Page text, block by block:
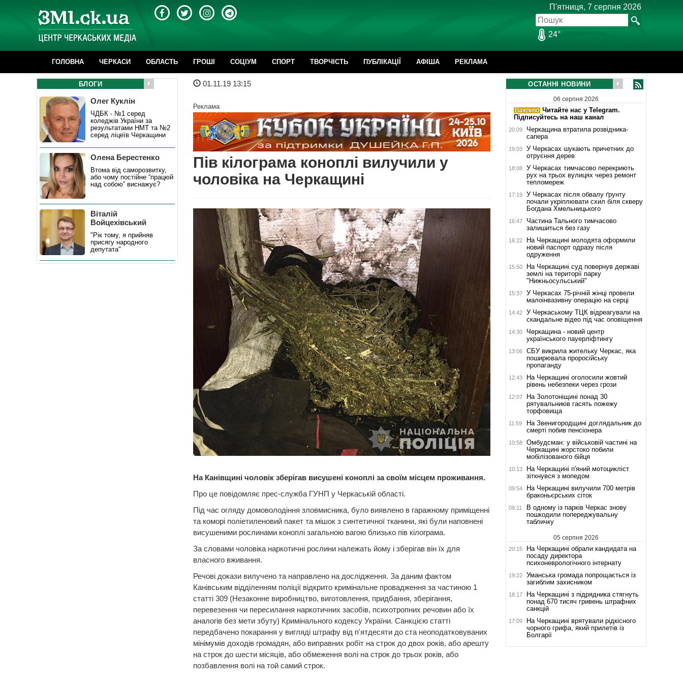
П'ятниця, 7 серпня 2026
24°
ГОЛОВНА ЧЕРКАСИ ОБЛАСТЬ ГРОШІ CОЦІУМ СПОРТ ТВОРЧІСТЬ ПУБЛІКАЦІЇ АФІША РЕКЛАМА
01.11.19 13:15
Реклама
Пів кілограма коноплі вилучили у
чоловіка на Черкащині
На Канівщині чоловік зберігав висушені коноплі за своїм місцем проживання.
Про це повідомляє прес-служба ГУНП у Черкаській області.
Під час огляду домоволодіння зловмисника, було виявлено в гаражному приміщенні
та коморі поліетиленовий пакет та мішок з синтетичної тканини, які були наповнені
висушеними рослинами коноплі загальною вагою близько пів кілограма.
За словами чоловіка наркотичні рослини належать йому і зберігав він їх для
власного вживання.
Речові докази вилучено та направлено на дослідження. За даним фактом
Канівським відділенням поліції відкрито кримінальне провадження за частиною 1
статті 309 (Незаконне виробництво, виготовлення, придбання, зберігання,
перевезення чи пересилання наркотичних засобів, психотропних речовин або їх
аналогів без мети збуту) Кримінального кодексу України. Санкцією статті
передбачено покарання у вигляді штрафу від п'ятдесяти до ста неоподатковуваних
мінімумів доходів громадян, або виправних робіт на строк до двох років, або арешту
на строк до шести місяців, або обмеження волі на строк до трьох років, або
позбавлення волі на той самий строк.
БЛОГИ
Олег Куклін
ЧДБК - №1 серед
коледжів України за
результатами НМТ та №2
серед ліцеїв Черкащини
Олена Берестенко
Втома від саморозвитку,
або чому постійне “працюй
над собою” виснажує?
Віталій
Войцехівський
"Рік тому, я прийняв
присягу народного
депутата"
ОСТАННІ НОВИНИ
06 серпня 2026
Читайте нас у Telegram.
Підписуйтесь на наш канал
20:09
Черкащина втратила розвідника-
сапера
19:03
У Черкасах шукають причетних до
отруєння дерев
18:08
У Черкасах тимчасово перекриють
рух на трьох вулицях через ремонт
тепломереж
17:19
У Черкасах після обвалу ґрунту
почали укріплювати схил біля скверу
Богдана Хмельницького
16:47
Частина Тального тимчасово
залишиться без газу
16:22
На Черкащині молодята оформили
новий паспорт одразу після
одруження
15:50
На Черкащині суд повернув державі
землі на території парку
"Нижньосульський"
15:37
У Черкасах 75-річній жінці провели
малоінвазивну операцію на серці
14:42
У Черкаському ТЦК відреагували на
скандальне відео під час оповіщення
14:30
Черкащина - новий центр
українського пауерліфтингу
13:06
СБУ викрила жительку Черкас, яка
поширювала проросійську
пропаганду
12:43
На Черкащині оголосили жовтий
рівень небезпеки через грози
12:07
На Золотоніщині понад 30
рятувальників гасять пожежу
торфовища
11:59
На Звенигородщині доглядальник до
смерті побив пенсіонера
10:58
Омбудсман: у військовій частині на
Черкащині жорстоко побили
мобілізованого бійця
10:13
На Черкащині п'яний мотоцикліст
зіткнувся з мопедом
09:54
На Черкащині вилучили 700 метрів
браконьєрських сіток
09:11
В одному із парків Черкас знову
пошкодили попереджувальну
табличку
05 серпня 2026
20:15
На Черкащині обрали кандидата на
посаду директора
психоневрологічного інтернату
19:22
Уманська громада попрощається із
загиблим захисником
18:17
На Черкащині з підрядника стягнуть
понад 670 тисяч гривень штрафних
санкцій
17:09
На Черкащині врятували рідкісного
чорного грифа, який прилетів із
Болгарії